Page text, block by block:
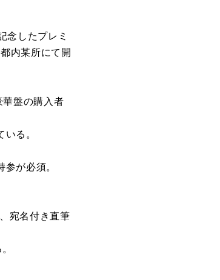
念したプレミ
内某所にて開
華盤の購入者
る。
が必須。
宛名付き直筆